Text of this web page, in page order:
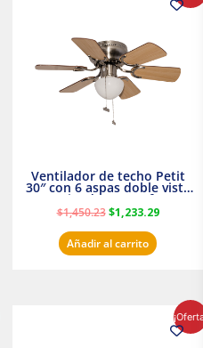
Ventilador de techo Petit
30″ con 6 aspas doble vista
Satinado Masterfan
$1,450.23
$1,450.23.
$1,233.29
actual
Añadir al carrito
precio
actual